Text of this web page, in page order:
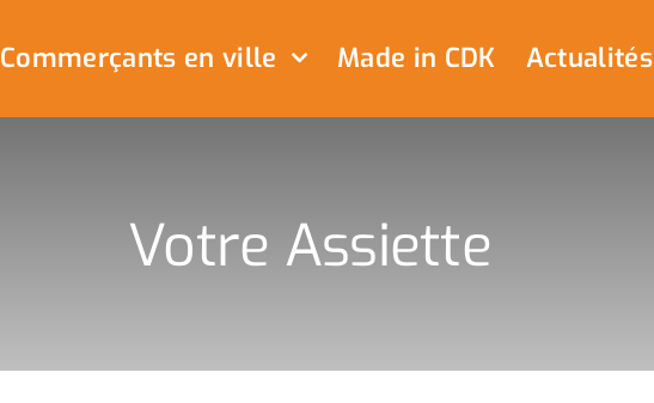
Commerçants en ville Made in CDK Actualités
Votre Assiette